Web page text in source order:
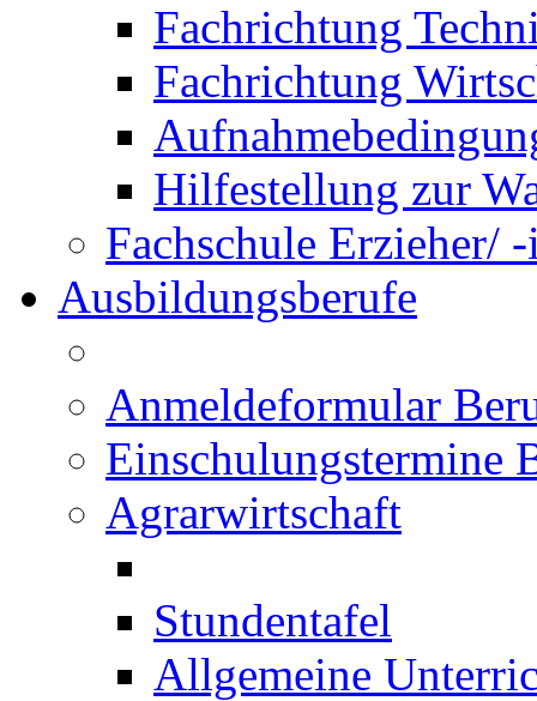
Fachrichtung
Fachrichtung
Hilfestellung zur
Fachschule Erzieher/
Ausbildungsberufe
Anmeldeformular
Einschulungstermine
Agrarwirtschaft
Stundentafel
Allgemeine